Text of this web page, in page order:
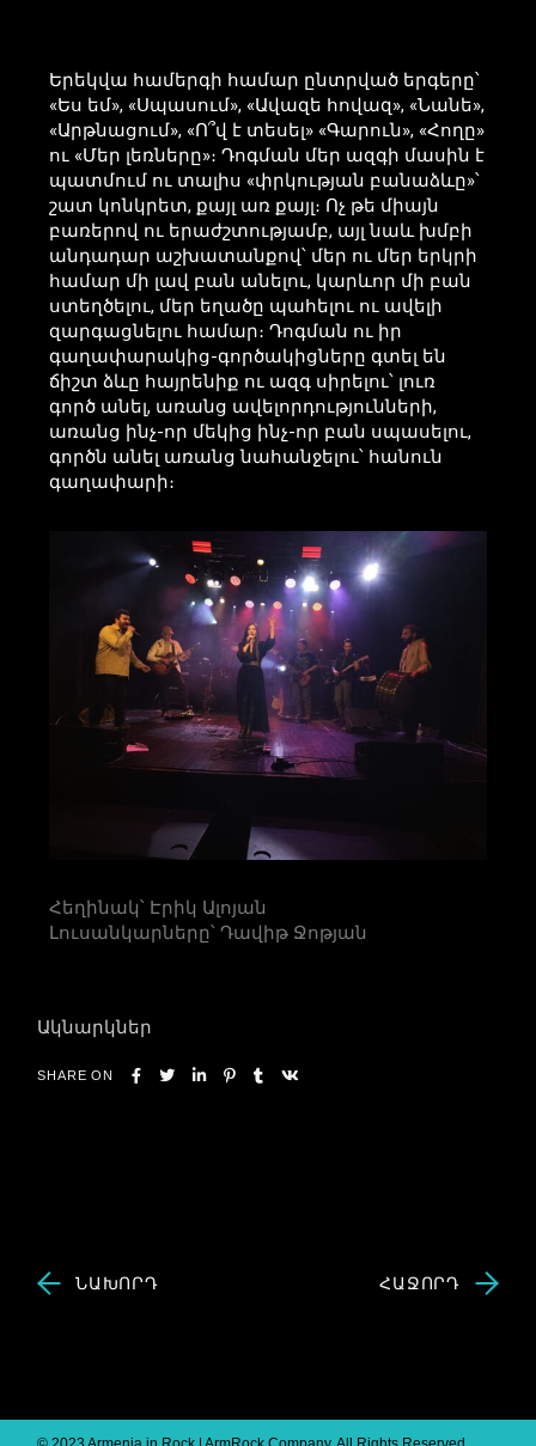
Երեկվա համերգի համար ընտրված երգերը՝
«Ես եմ», «Սպասում», «Ավազե հովազ», «Նանե»,
«Արթնացում», «Ո՞վ է տեսել» «Գարուն», «Հողը»
ու «Մեր լեռները»։ Դոգման մեր ազգի մասին է
պատմում ու տալիս «փրկության բանաձևը»՝
շատ կոնկրետ, քայլ առ քայլ։ Ոչ թե միայն
բառերով ու երաժշտությամբ, այլ նաև խմբի
անդադար աշխատանքով՝ մեր ու մեր երկրի
համար մի լավ բան անելու, կարևոր մի բան
ստեղծելու, մեր եղածը պահելու ու ավելի
զարգացնելու համար։ Դոգման ու իր
գաղափարակից-գործակիցները գտել են
ճիշտ ձևը հայրենիք ու ազգ սիրելու՝ լուռ
գործ անել, առանց ավելորդությունների,
առանց ինչ-որ մեկից ինչ-որ բան սպասելու,
գործն անել առանց նահանջելու՝ հանուն
գաղափարի։
Հեղինակ՝ Էրիկ Ալոյան
Լուսանկարները՝ Դավիթ Ջոթյան
Ակնարկներ
SHARE ON
ՆԱԽՈՐԴ ՀԱՋՈՐԴ